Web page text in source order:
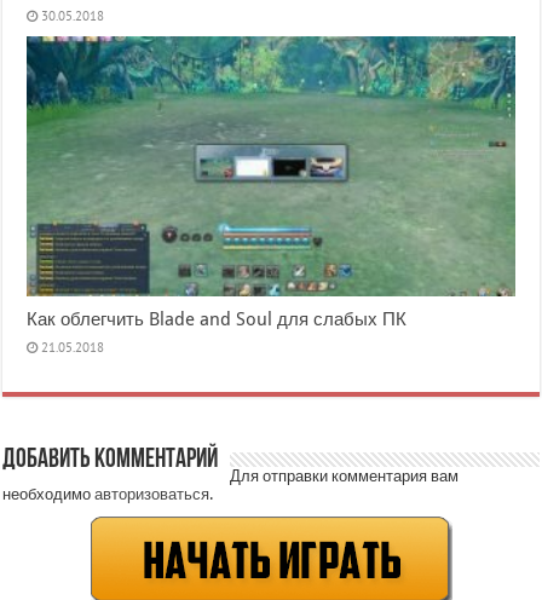
30.05.2018
Как облегчить Blade and Soul для слабых ПК
21.05.2018
Добавить комментарий
Для отправки комментария вам
необходимоавторизоваться.